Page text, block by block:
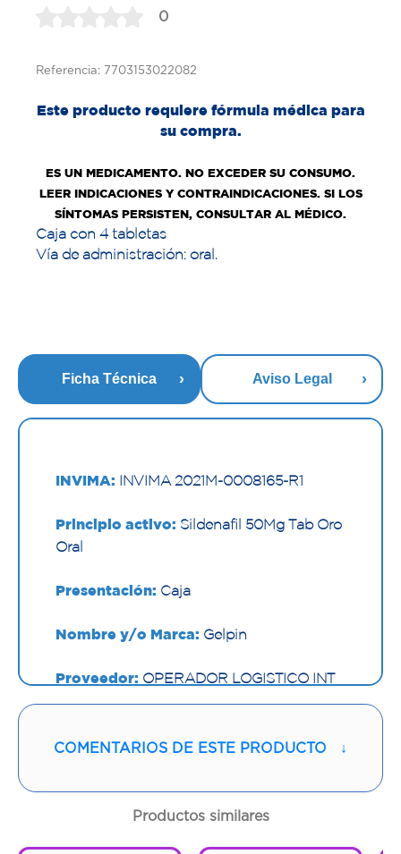
0
Referencia: 7703153022082
Este producto requiere fórmula médica para
su compra.
ES UN MEDICAMENTO. NO EXCEDER SU CONSUMO.
LEER INDICACIONES Y CONTRAINDICACIONES. SI LOS
SÍNTOMAS PERSISTEN, CONSULTAR AL MÉDICO.
Caja con 4 tabletas
Vía de administración: oral.
Ficha Técnica Aviso Legal
INVIMA: INVIMA 2021M-0008165-R1
Principio activo: Sildenafil 50Mg Tab Oro
Oral
Presentación: Caja
Nombre y/o Marca: Gelpin
Proveedor: OPERADOR LOGISTICO INT
DE MEDI
Vía de administración:ORAL
Contenido:1 Und
COMENTARIOS DE ESTE PRODUCTO ↓
Productos similares